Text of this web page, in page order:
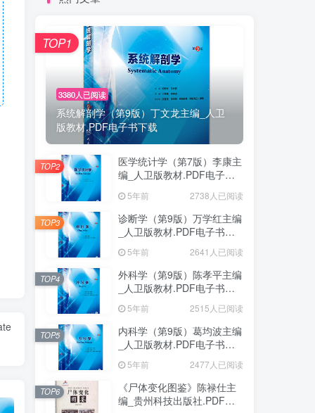
3380人已阅读
系统解剖学（第9版）丁文龙主编_人卫
版教材.PDF电子书下载
TOP1
医学统计学（第7版）李康主
编_人卫版教材.PDF电子书
5年前 2738人已阅读
TOP2
诊断学（第9版）万学红主编
_人卫版教材.PDF电子书下
5年前 2641人已阅读
TOP3
外科学（第9版）陈孝平主编
_人卫版教材.PDF电子书下
5年前 2515人已阅读
TOP4
内科学（第9版）葛均波主编
_人卫版教材.PDF电子书下
5年前 2477人已阅读
TOP5
《尸体变化图鉴》陈禄仕主
编_贵州科技出版社.PDF电
TOP6